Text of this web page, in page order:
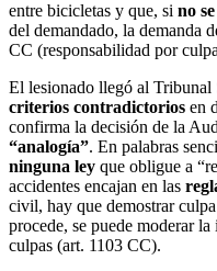
entre bicicletas y que, si no
del demandado, la demanda
CC (responsabilidad por
El lesionado llegó al Tribunal
criterios contradictorios en
confirma la decisión de la
“analogía”. En palabras
ninguna ley que obligue a
accidentes encajan en las
civil, hay que demostrar
procede, se puede moderar
culpas (art. 1103 CC).